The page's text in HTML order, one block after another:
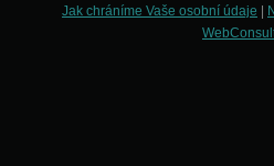
Jak chráníme Vaše osobní údaje